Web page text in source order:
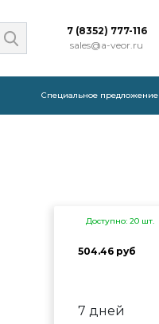
7 (8352) 777-116
sales@a-veor.ru
Специальное предложение
Доступно: 20 шт.
504.46 руб
7 дней